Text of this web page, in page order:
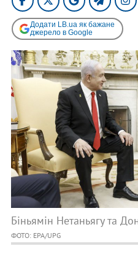
Додати LB.ua як бажане
джерело в Google
Біньямін Нетаньягу та
ФОТО: EPA/UPG